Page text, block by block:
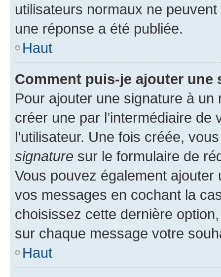
utilisateurs normaux ne
une réponse a été publiée.
Haut
Comment puis-je ajouter une
Pour ajouter une signature à un
créer une par l’intermédiaire
l’utilisateur. Une fois créée,
signature sur le formulaire de
Vous pouvez également
vos messages en cochant la
choisissez cette dernière
sur chaque message votre
Haut